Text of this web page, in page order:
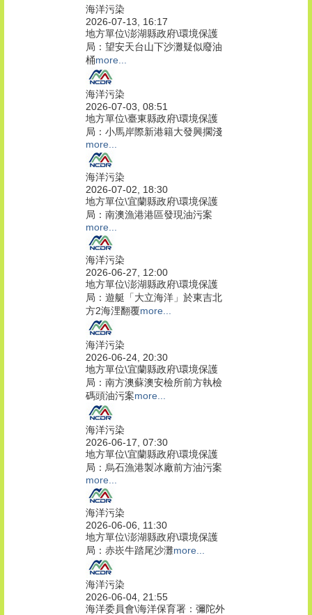
海洋污染
2026-07-13, 16:17
地方單位\澎湖縣政府\環境保護
局：望安天台山下沙灘疑似廢油
桶more...
海洋污染
2026-07-03, 08:51
地方單位\臺東縣政府\環境保護
局：小馬岸際新港籍大發興擱淺
more...
海洋污染
2026-07-02, 18:30
地方單位\宜蘭縣政府\環境保護
局：南澳漁港港區發現油污案
more...
海洋污染
2026-06-27, 12:00
地方單位\澎湖縣政府\環境保護
局：遊艇「大立海洋」於東吉北
方2海浬翻覆more...
海洋污染
2026-06-24, 20:30
地方單位\宜蘭縣政府\環境保護
局：南方澳蘇澳安檢所前方執檢
碼頭油污案more...
海洋污染
2026-06-17, 07:30
地方單位\宜蘭縣政府\環境保護
局：烏石漁港製冰廠前方油污案
more...
海洋污染
2026-06-06, 11:30
地方單位\澎湖縣政府\環境保護
局：赤崁牛踏尾沙灘more...
海洋污染
2026-06-04, 21:55
海洋委員會\海洋保育署：彌陀外